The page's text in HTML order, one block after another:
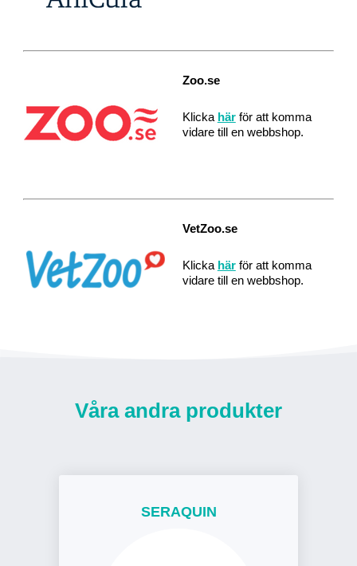
Zoo.se
Klicka härför att komma
vidare till en webbshop.
VetZoo.se
Klicka härför att komma
vidare till en webbshop.
Våra andra produkter
SERAQUIN